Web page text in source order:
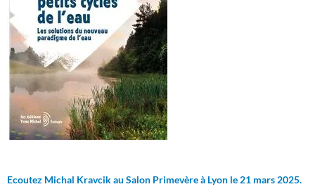
Ecoutez Michal Kravcik au Salon Primevère à Lyon le 21 mars 2025.